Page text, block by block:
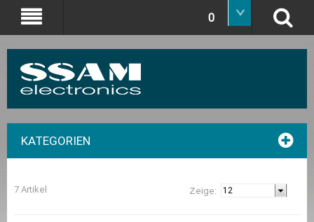
0
KATEGORIEN
7 Artikel Zeige: